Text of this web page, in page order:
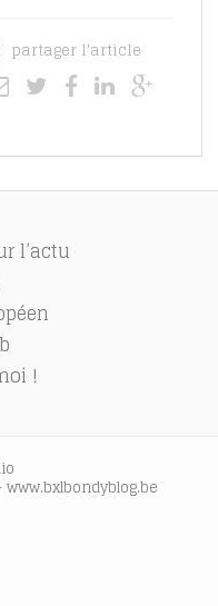
partager l'article
l’actu
!